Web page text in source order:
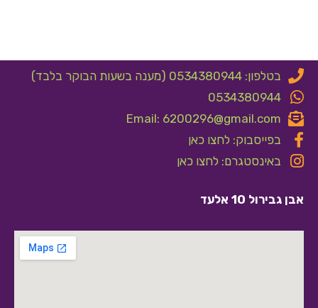
בטלפון: 0534380944 (מענה בשעות הבוקר בלבד)
0534380944
Email: 6200296@gmail.com
בפייסבוק: לחצו כאן
באינסטגרם: לחצו כאן
אבן גבירול 10 אלעד